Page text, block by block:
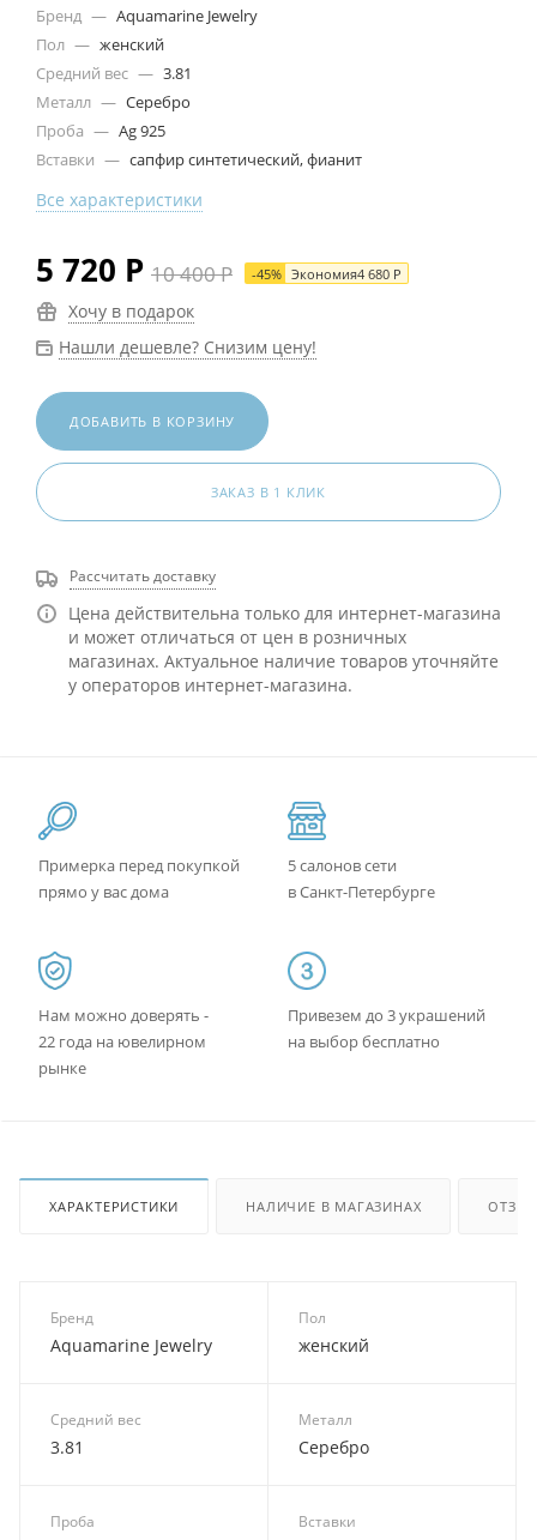
Бренд — Aquamarine Jewelry
Пол — женский
Средний вес — 3.81
Металл — Серебро
Проба — Ag 925
Вставки — сапфир синтетический, фианит
Все характеристики
5 720 Р 10 400Р -45% Экономия4 680 Р
Хочу в подарок
Нашли дешевле? Снизим цену!
ДОБАВИТЬ В КОРЗИНУ
ЗАКАЗ В 1 КЛИК
Рассчитать доставку
Цена действительна только для интернет-магазина
и может отличаться от цен в розничных
магазинах. Актуальное наличие товаров уточняйте
у операторов интернет-магазина.
Примерка перед покупкой
прямо у вас дома
5 салонов сети
в Санкт-Петербурге
Нам можно доверять -
22 года на ювелирном
рынке
Привезем до 3 украшений
на выбор бесплатно
ХАРАКТЕРИСТИКИ НАЛИЧИЕ В МАГАЗИНАХ
Бренд
Aquamarine Jewelry
Пол
женский
Средний вес
3.81
Металл
Серебро
Проба Вставки